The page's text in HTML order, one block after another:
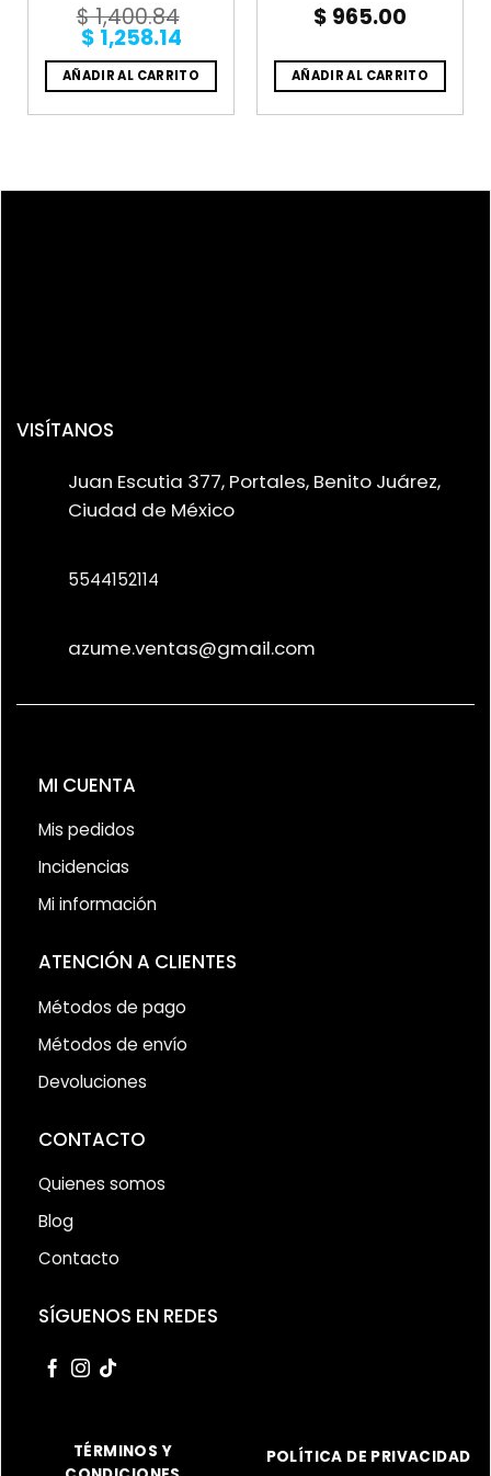
$1,400.84
Original
price
was:
$ 1,400.84.
$ 1,258.14Current
price
is:
$ 1,258.14.
AÑADIR AL CARRITO
$ 965.00
AÑADIR AL CARRITO
VISÍTANOS
Juan Escutia 377, Portales, Benito Juárez,
Ciudad de México
5544152114
azume.ventas@gmail.com
MI CUENTA
Mis pedidos
Incidencias
Mi información
ATENCIÓN A CLIENTES
Métodos de pago
Métodos de envío
Devoluciones
CONTACTO
Quienes somos
Blog
Contacto
SÍGUENOS EN REDES
TÉRMINOS Y
POLÍTICA DE PRIVACIDAD